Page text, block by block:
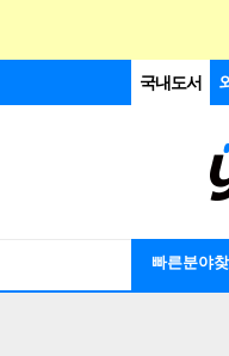
국내도서
빠른분야찾